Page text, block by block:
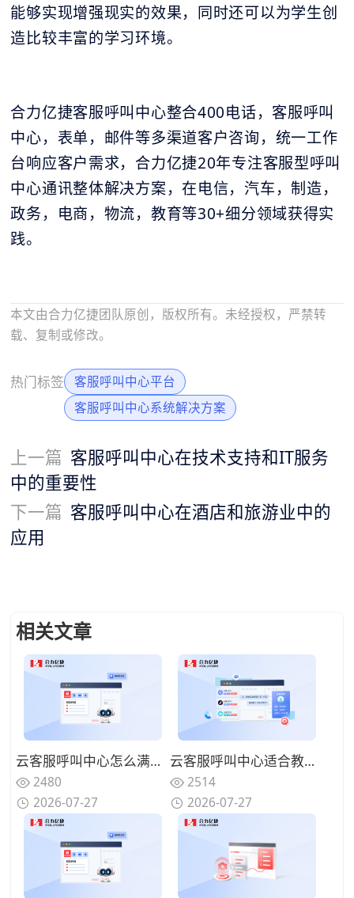
能够实现增强现实的效果，同时还可以为学生创
造比较丰富的学习环境。
合力亿捷客服呼叫中心整合400电话，客服呼叫
中心，表单，邮件等多渠道客户咨询，统一工作
台响应客户需求，合力亿捷20年专注客服型呼叫
中心通讯整体解决方案，在电信，汽车，制造，
政务，电商，物流，教育等30+细分领域获得实
践。
本文由合力亿捷团队原创，版权所有。未经授权，严禁转
载、复制或修改。
热门标签
客服呼叫中心平台
客服呼叫中心系统解决方案
上一篇 客服呼叫中心在技术支持和IT服务
中的重要性
下一篇 客服呼叫中心在酒店和旅游业中的
应用
相关文章
云客服呼叫中心怎么满足政企行业合规要求？完整留存通话记录便于核查
2480
2026-07-27
云客服呼叫中心适合教育机构做咨询热线吗？适配课程咨询学员回访需求
2514
2026-07-27